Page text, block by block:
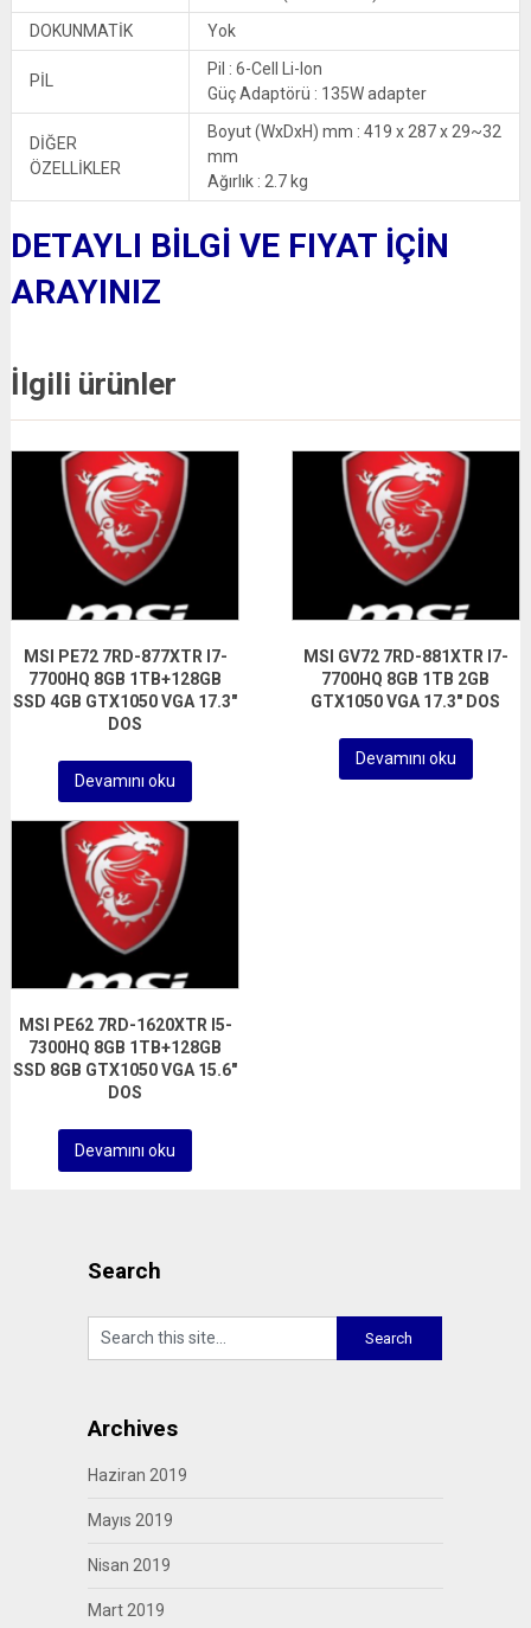
DOKUNMATİK
Yok
PİL
Pil : 6-Cell Li-Ion
Güç Adaptörü : 135W adapter
DİĞER
ÖZELLİKLER
Boyut (WxDxH) mm : 419 x 287 x 29~32
mm
Ağırlık : 2.7 kg
DETAYLI BİLGİ VE FIYAT İÇİN
ARAYINIZ
İlgili ürünler
MSI PE72 7RD-877XTR I7-
7700HQ 8GB 1TB+128GB
SSD 4GB GTX1050 VGA 17.3″
DOS
Devamını oku
MSI GV72 7RD-881XTR I7-
7700HQ 8GB 1TB 2GB
GTX1050 VGA 17.3″ DOS
Devamını oku
MSI PE62 7RD-1620XTR I5-
7300HQ 8GB 1TB+128GB
SSD 8GB GTX1050 VGA 15.6″
DOS
Devamını oku
Search
Archives
Haziran 2019
Mayıs 2019
Nisan 2019
Mart 2019